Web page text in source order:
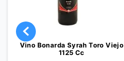
Vino Bonarda Syrah Toro Viejo
1125 Cc